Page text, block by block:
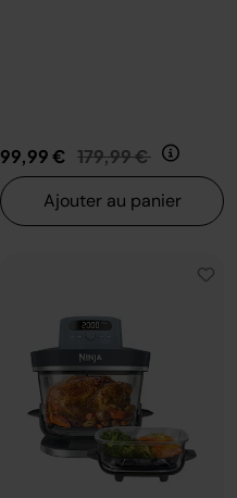
99,99 € Prix réduit de
179,99 € au
Ajouter au panier